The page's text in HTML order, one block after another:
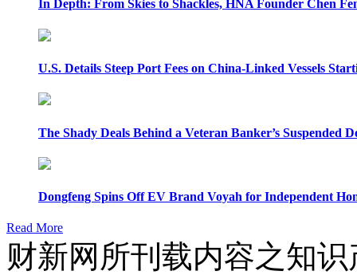
In Depth: From Skies to Shackles, HNA Founder Chen
U.S. Details Steep Port Fees on China-Linked Vessels
The Shady Deals Behind a Veteran Banker’s Suspended
Dongfeng Spins Off EV Brand Voyah for Independent
Read More
财新网所刊载内容之知